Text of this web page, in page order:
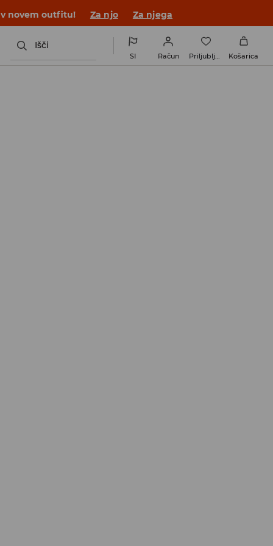
v novem outfitu! Za njo Za njega
Išči
SI Račun Priljubljene Košarica